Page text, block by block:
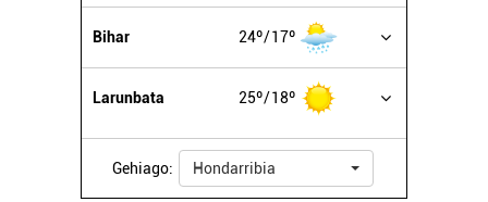
buruzko informazio gehiago eta ezarri zure lehentasunak
datuen atalean. Edozein unetan alda edo ken dezakezu
fitxategiak erabiltzen ditu. Zure esperientzia eta
zerbitzuak hobetzeko asmoz, cookie teknologiaz
Bihar 24º 17º
Larunbata 25º 18º
Gehiago: Hondarribia